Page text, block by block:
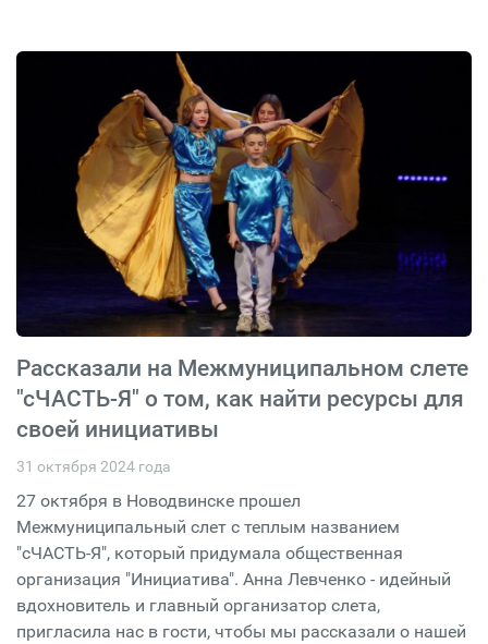
Рассказали на Межмуниципальном слете
"сЧАСТЬ-Я" о том, как найти ресурсы для
своей инициативы
31 октября 2024 года
27 октября в Новодвинске прошел
Межмуниципальный слет с теплым названием
"сЧАСТЬ-Я", который придумала общественная
организация "Инициатива". Анна Левченко - идейный
вдохновитель и главный организатор слета,
пригласила нас в гости, чтобы мы рассказали о нашей